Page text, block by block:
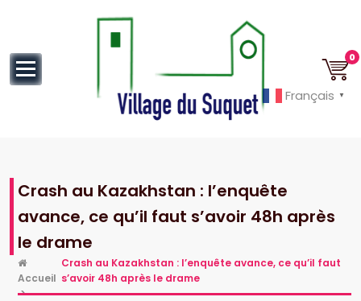
0
Crash au Kazakhstan : l’enquête
avance, ce qu’il faut s’avoir 48h après
le drame
Accueil
>
Crash au Kazakhstan : l’enquête avance, ce qu’il faut
s’avoir 48h après le drame
Français ▼